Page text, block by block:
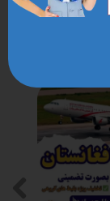
تجارت ، ساختمان